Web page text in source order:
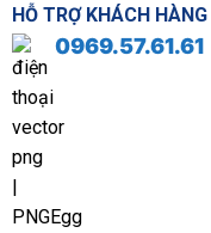
HỖ TRỢ KHÁCH HÀNG
0969.57.61.61